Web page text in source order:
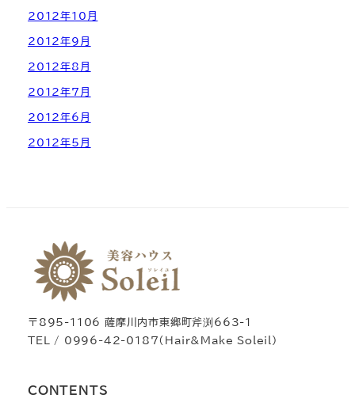
2012年10月
2012年9月
2012年8月
2012年7月
2012年6月
2012年5月
〒895-1106 薩摩川内市東郷町斧渕663-1
TEL / 0996-42-0187（Hair&Make Soleil）
CONTENTS